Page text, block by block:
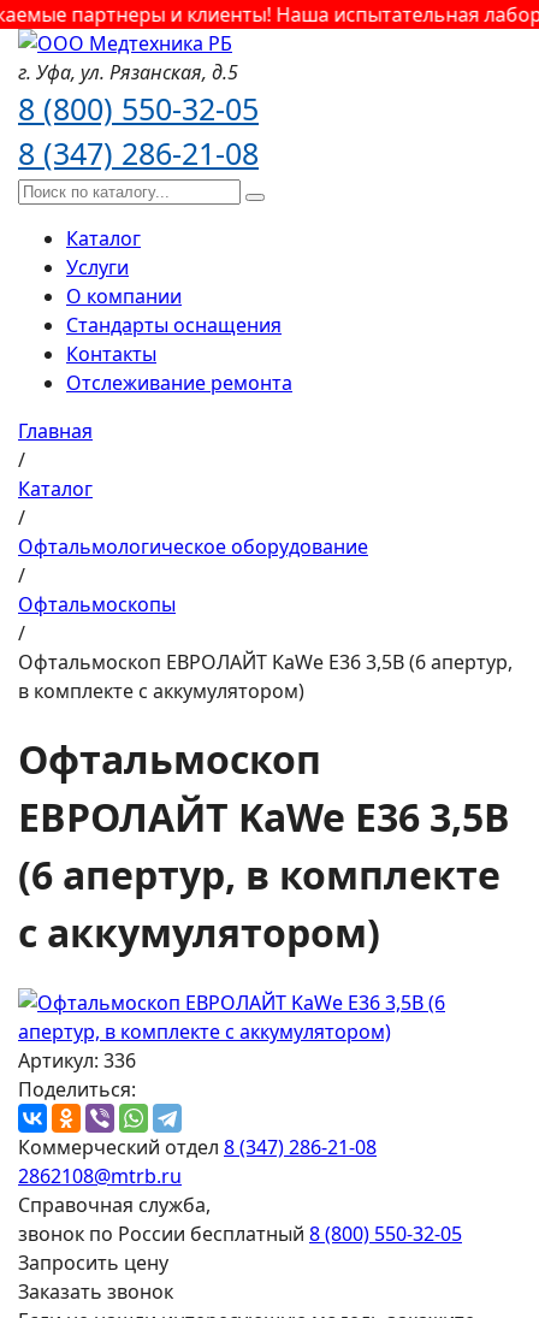
партнеры и клиенты! Наша испытательная
г. Уфа, ул. Рязанская, д.5
8 (800) 550-32-05
8 (347) 286-21-08
Каталог
Услуги
О компании
Стандарты оснащения
Контакты
Отслеживание ремонта
Главная
/
Каталог
/
Офтальмологическое оборудование
/
Офтальмоскопы
/
Офтальмоскоп EВРОЛАЙТ KaWe Е36 3,5В (6 апертур,
в комплекте с аккумулятором)
Офтальмоскоп
EВРОЛАЙТ KaWe Е36 3,5В
(6 апертур, в комплекте
с аккумулятором)
Артикул: 336
Поделиться:
Коммерческий отдел 8 (347) 286-21-08
2862108@mtrb.ru
Справочная служба,
звонок по России бесплатный 8 (800) 550-32-05
Запросить цену
Заказать звонок